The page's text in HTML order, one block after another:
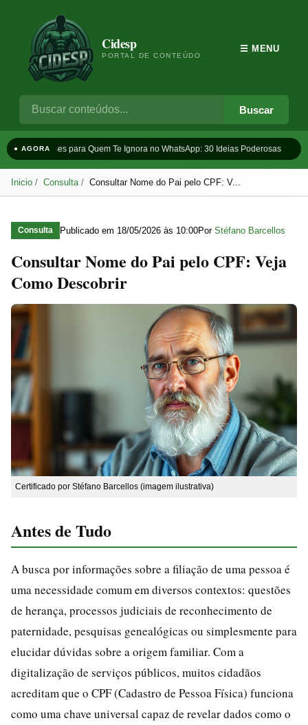
Cidesp
PORTAL DE CONTEÚDO
Buscar
☰ MENU
● AGORAFrases para Quem Te Ignora no WhatsApp: 30 Ideias Poderosas
Inicio Consulta Consultar Nome do Pai pelo CPF: V...
Consulta Publicado em 18/05/2026 às 10:00Por Stéfano Barcellos
Consultar Nome do Pai pelo CPF: Veja
Como Descobrir
Certificado por Stéfano Barcellos (imagem ilustrativa)
Antes de Tudo
A busca por informações sobre a filiação de uma pessoa é
uma necessidade comum em diversos contextos: questões
de herança, processos judiciais de reconhecimento de
paternidade, pesquisas genealógicas ou simplesmente para
elucidar dúvidas sobre a origem familiar. Com a
digitalização de serviços públicos, muitos cidadãos
acreditam que o CPF (Cadastro de Pessoa Física) funciona
como uma chave universal capaz de revelar dados como o